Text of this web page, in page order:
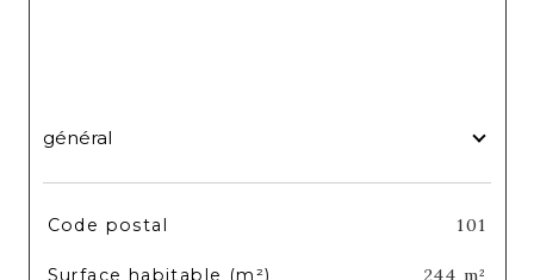
général
TRAD_SIROCCO_Caracteristique
Code postal 101
Surface habitable (m²) 244 m²